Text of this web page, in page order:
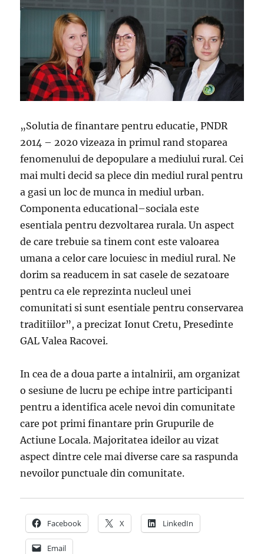
„Solutia de finantare pentru educatie, PNDR
2014 – 2020 vizeaza in primul rand stoparea
fenomenului de depopulare a mediului rural. Cei
mai multi decid sa plece din mediul rural pentru
a gasi un loc de munca in mediul urban.
Componenta educational–sociala este
esentiala pentru dezvoltarea rurala. Un aspect
de care trebuie sa tinem cont este valoarea
umana a celor care locuiesc in mediul rural. Ne
dorim sa readucem in sat casele de sezatoare
pentru ca ele reprezinta nucleul unei
comunitati si sunt esentiale pentru conservarea
traditiilor”, a precizat Ionut Cretu, Presedinte
GAL Valea Racovei.
In cea de a doua parte a intalnirii, am organizat
o sesiune de lucru pe echipe intre participanti
pentru a identifica acele nevoi din comunitate
care pot primi finantare prin Grupurile de
Actiune Locala. Majoritatea ideilor au vizat
aspect dintre cele mai diverse care sa raspunda
nevoilor punctuale din comunitate.
Facebook X LinkedIn
Email